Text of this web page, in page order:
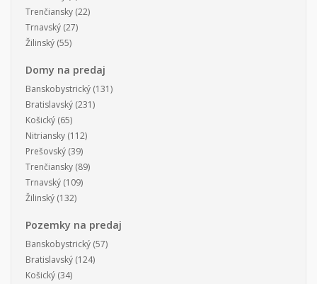
Trenčiansky (22)
Trnavský (27)
Žilinský (55)
Domy na predaj
Banskobystrický (131)
Bratislavský (231)
Košický (65)
Nitriansky (112)
Prešovský (39)
Trenčiansky (89)
Trnavský (109)
Žilinský (132)
Pozemky na predaj
Banskobystrický (57)
Bratislavský (124)
Košický (34)